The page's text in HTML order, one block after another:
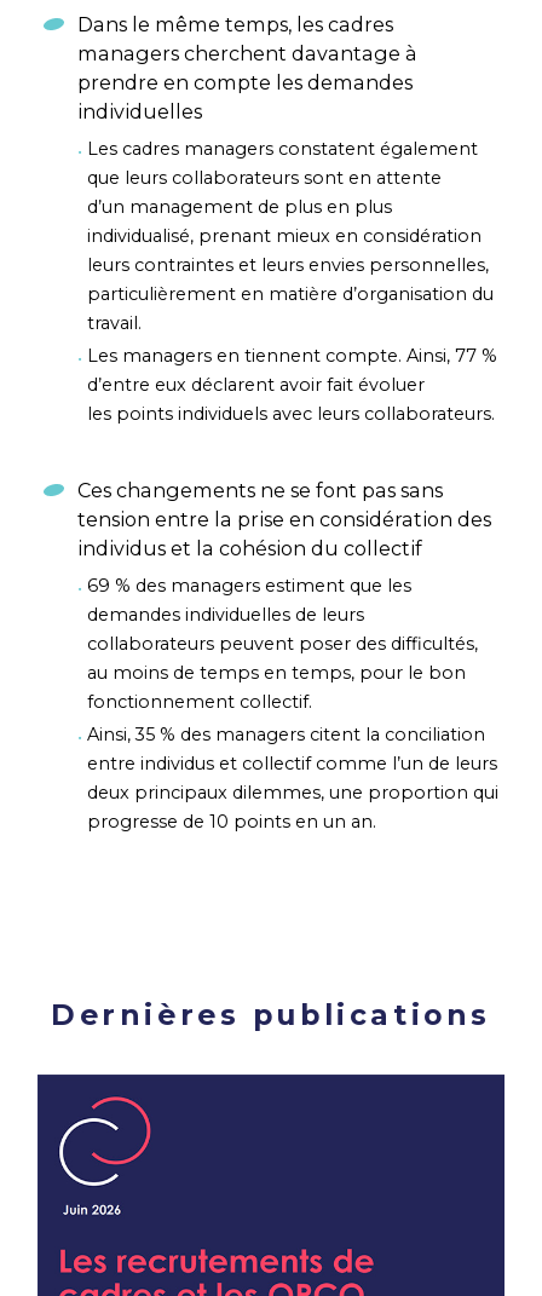
Dans le même temps, les cadres
managers cherchent davantage à
prendre en compte les demandes
individuelles
Les cadres managers constatent également
que leurs collaborateurs sont en attente
d’un management de plus en plus
individualisé, prenant mieux en considération
leurs contraintes et leurs envies personnelles,
particulièrement en matière d’organisation du
travail.
Les managers en tiennent compte. Ainsi, 77 %
d’entre eux déclarent avoir fait évoluer
les points individuels avec leurs collaborateurs.
Ces changements ne se font pas sans
tension entre la prise en considération des
individus et la cohésion du collectif
69 % des managers estiment que les
demandes individuelles de leurs
collaborateurs peuvent poser des difficultés,
au moins de temps en temps, pour le bon
fonctionnement collectif.
Ainsi, 35 % des managers citent la conciliation
entre individus et collectif comme l’un de leurs
deux principaux dilemmes, une proportion qui
progresse de 10 points en un an.
Dernières publications